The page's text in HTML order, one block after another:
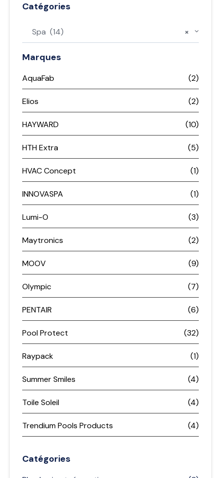
Catégories
×
Spa (14)
Marques
AquaFab (2)
Elios (2)
HAYWARD (10)
HTH Extra (5)
HVAC Concept (1)
INNOVASPA (1)
Lumi-O (3)
Maytronics (2)
MOOV (9)
Olympic (7)
PENTAIR (6)
Pool Protect (32)
Raypack (1)
Summer Smiles (4)
Toile Soleil (4)
Trendium Pools Products (4)
Catégories